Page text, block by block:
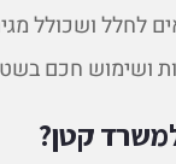
לחלל ושכולל
ושימוש חכם
קטן?